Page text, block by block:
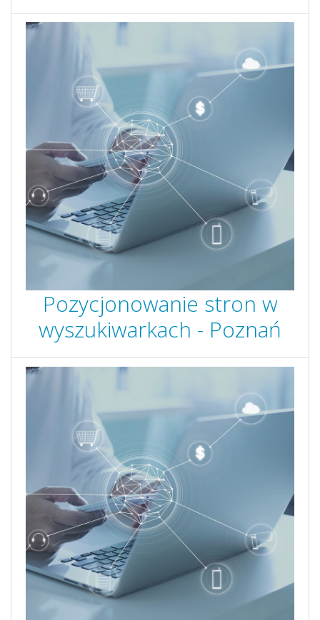
Pozycjonowanie stron w
wyszukiwarkach - Poznań